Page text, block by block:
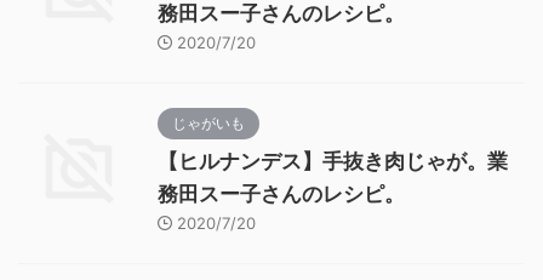
務田スー子さんのレシピ。
2020/7/20
じゃがいも
【ヒルナンデス】手抜き肉じゃが。業
務田スー子さんのレシピ。
2020/7/20